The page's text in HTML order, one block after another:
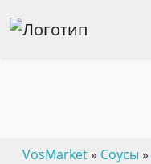
VosMarket» Соусы »